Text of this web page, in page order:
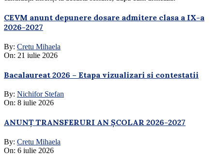
CEVM anunt depunere dosare admitere clasa a IX-a
2026-2027
By: Cretu Mihaela
On: 21 iulie 2026
Bacalaureat 2026 – Etapa vizualizari si contestatii
By: Nichifor Stefan
On: 8 iulie 2026
ANUNȚ TRANSFERURI AN ȘCOLAR 2026-2027
By: Cretu Mihaela
On: 6 iulie 2026